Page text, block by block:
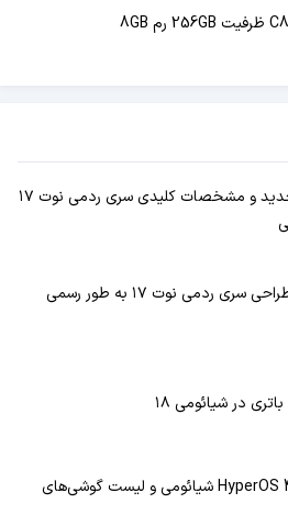
تایید رنگ‌های جدید و مشخصات کلیدی سری ردمی نوت ۱۷
تاریخ معرفی و طراحی سری ردمی نوت ۱۷ به طور رسمی
در شیائومی ۱۸
جزئیات آپدیت HyperOS 4 شیائومی و لیست گوشی‌های